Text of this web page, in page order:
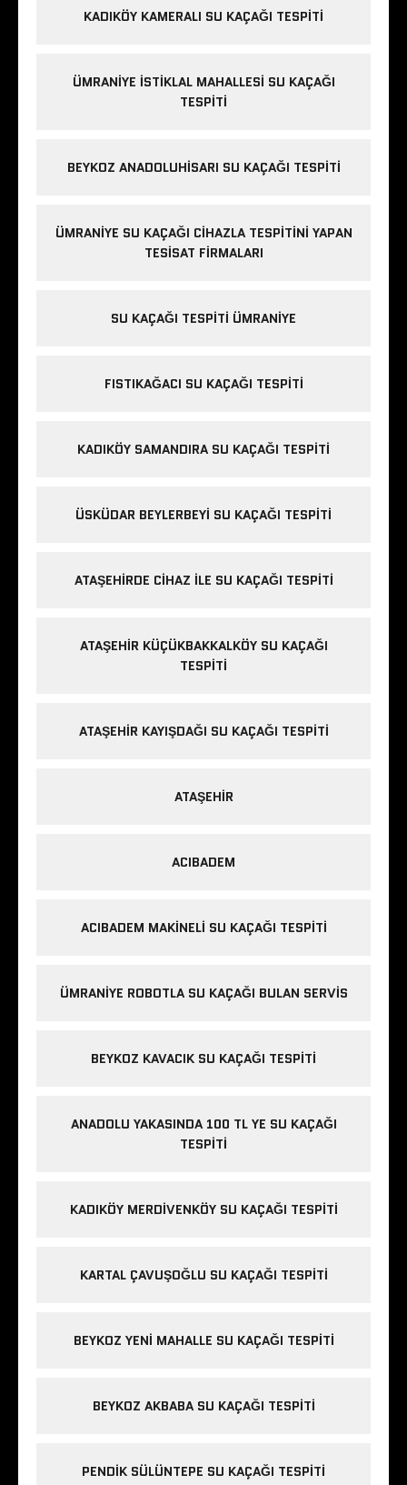
KADIKÖY KAMERALI SU KAÇAĞI TESPITI
ÜMRANIYE İSTIKLAL MAHALLESI SU KAÇAĞI
TESPITI
BEYKOZ ANADOLUHISARI SU KAÇAĞI TESPITI
ÜMRANIYE SU KAÇAĞI CIHAZLA TESPITINI YAPAN
TESISAT FIRMALARI
SU KAÇAĞI TESPITI ÜMRANIYE
FISTIKAĞACI SU KAÇAĞI TESPITI
KADIKÖY SAMANDIRA SU KAÇAĞI TESPITI
ÜSKÜDAR BEYLERBEYI SU KAÇAĞI TESPITI
ATAŞEHIRDE CIHAZ ILE SU KAÇAĞI TESPITI
ATAŞEHIR KÜÇÜKBAKKALKÖY SU KAÇAĞI
TESPITI
ATAŞEHIR KAYIŞDAĞI SU KAÇAĞI TESPITI
ATAŞEHIR
ACIBADEM
ACIBADEM MAKINELI SU KAÇAĞI TESPITI
ÜMRANIYE ROBOTLA SU KAÇAĞI BULAN SERVIS
BEYKOZ KAVACIK SU KAÇAĞI TESPITI
ANADOLU YAKASINDA 100 TL YE SU KAÇAĞI
TESPITI
KADIKÖY MERDIVENKÖY SU KAÇAĞI TESPITI
KARTAL ÇAVUŞOĞLU SU KAÇAĞI TESPITI
BEYKOZ YENI MAHALLE SU KAÇAĞI TESPITI
BEYKOZ AKBABA SU KAÇAĞI TESPITI
PENDIK SÜLÜNTEPE SU KAÇAĞI TESPITI